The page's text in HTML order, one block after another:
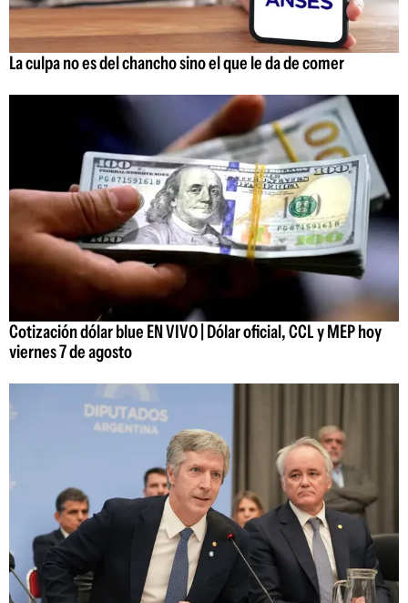
La culpa no es del chancho sino el que le da de comer
Cotización dólar blue EN VIVO | Dólar oficial, CCL y MEP hoy
viernes 7 de agosto